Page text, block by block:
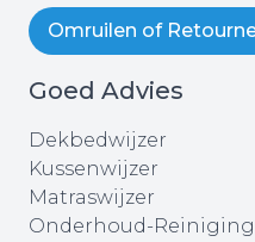
Omruilen of
Goed Advies
Dekbedwijzer
Kussenwijzer
Matraswijzer
Onderhoud-Reiniging